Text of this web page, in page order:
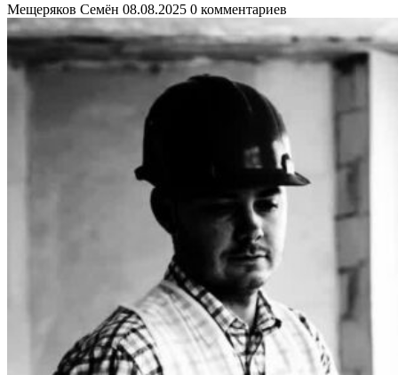
Мещеряков Семён 08.08.2025 0 комментариев